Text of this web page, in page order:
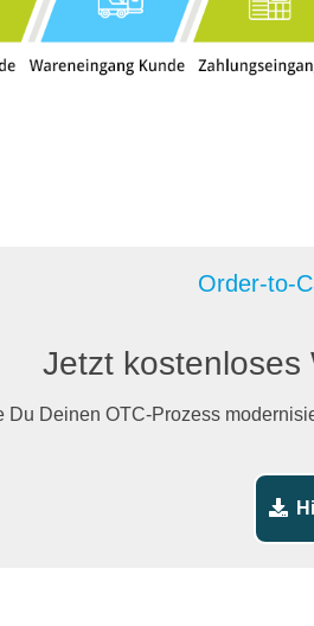
Order-to-
Jetzt kostenloses
Du Deinen OTC-Prozess